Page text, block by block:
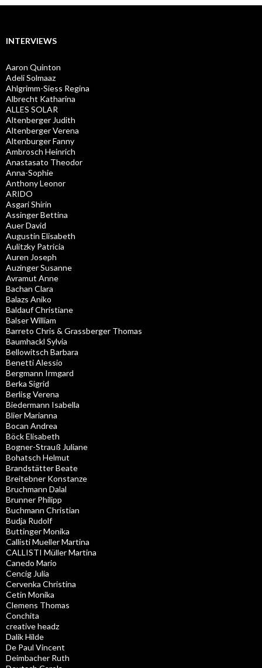
INTERVIEWS
Aaron Quinton
Adeli Solmaaz
Ahlgrimm-Siess Regina
Albrecht Katharina
ALLES SOLAR
Altenberger Judith
Altenberger Verena
Altenburger Fanny
Ambrosch Heinrich
Anastasato Theodor
Anna-Sophie
Anthony Leonor
ARIDO
Asgari Shirin
Assinger Bettina
Auer David
Augustin Elisabeth
Aulitzky Patricia
Auren Joseph
Auzinger Susanne
Avramut Anne
Bachan Clara
Balazs Aniko
Baldauf Christiane
Balser William
Barreto Chris & Grassberger Thomas
Baumhackl Sylvia
Bellowitsch Barbara
Benetti Alessio
Bergmann Irmgard
Berka Sigrid
Berlisg Verena
Biedermann Isabella
Blier Marianna
Bocan Andrea
Böck Elisabeth
Bogner-Strauß Juliane
Bohatsch Helmut
Brandstätter Beate
Breitebner Konstanze
Bruchmann Dalal
Brunner Philipp
Buchmann Christian
Budja Rudolf
Buttinger Monika
Callisti Mueller Martina
CALLISTI Müller Martina
Canedo Mario
Cencig Julia
Cervenka Christina
Cetin Monika
Clemens Thomas
Conchita
creative headz
Dalik Hilde
De Paul Vincent
Deimbacher Ruth